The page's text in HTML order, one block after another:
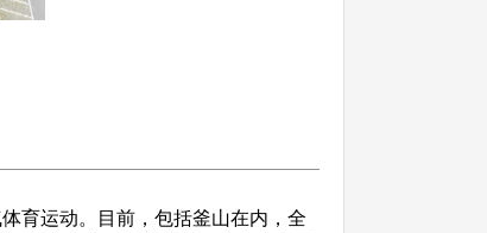
育运动。目前，包括釜山在内，全